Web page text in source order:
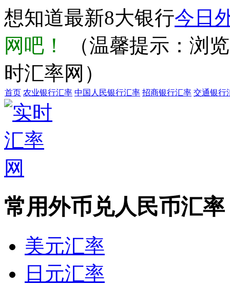
想知道最新8大银行今日
网吧！
（温馨提示：浏
时汇率网）
首页 农业银行汇率 中国人民银行汇率 招商银行汇率 交通银行
常用外币兑人民币汇率
美元汇率
日元汇率